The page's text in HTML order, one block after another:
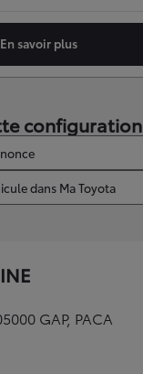
En savoir plus
configuration
dans Ma Toyota
GAP, PACA